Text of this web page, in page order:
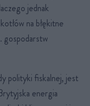
jednak
na błękitne
gospodarstw
polityki fiskalnej, jest
energia